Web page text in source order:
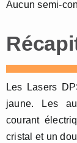
Aucun semi-
Les Lasers
jaune. Les
courant
cristal et un